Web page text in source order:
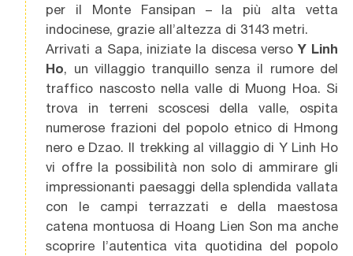
per il Monte Fansipan – la più alta vetta
indocinese, grazie all’altezza di 3143 metri.
Arrivati a Sapa, iniziate la discesa versoY Linh
Ho, un villaggio tranquillo senza il rumore del
traffico nascosto nella valle di Muong Hoa. Si
trova in terreni scoscesi della valle, ospita
numerose frazioni del popolo etnico di Hmong
nero e Dzao. Il trekking al villaggio di Y Linh Ho
vi offre la possibilità non solo di ammirare gli
impressionanti paesaggi della splendida vallata
con le campi terrazzati e della maestosa
catena montuosa di Hoang Lien Son ma anche
scoprire l’autentica vita quotidina del popolo